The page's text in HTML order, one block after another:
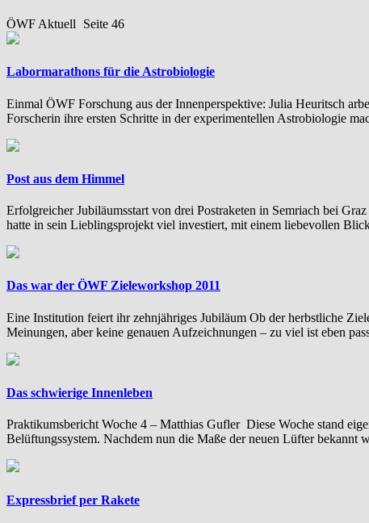
ÖWF Aktuell Seite 46
Labormarathons für die Astrobiologie
Einmal ÖWF Forschung aus der Innenperspektive: Julia Heuritsch
Forscherin ihre ersten Schritte in der experimentellen Astrobiologie
Post aus dem Himmel
Erfolgreicher Jubiläumsstart von drei Postraketen in Semriach bei
hatte in sein Lieblingsprojekt viel investiert, mit einem liebevollen
Das war der ÖWF Zieleworkshop 2011
Eine Institution feiert ihr zehnjähriges Jubiläum Ob der herbstliche
Meinungen, aber keine genauen Aufzeichnungen – zu viel ist eben
Das schwierige Innenleben
Praktikumsbericht Woche 4 – Matthias Gufler Diese Woche stand
Belüftungssystem. Nachdem nun die Maße der neuen Lüfter bekannt
Expressbrief per Rakete